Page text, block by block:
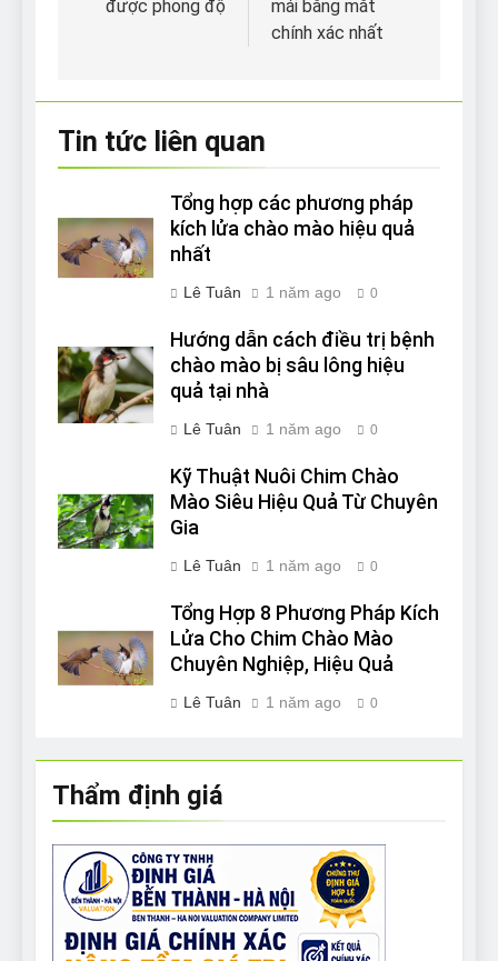
được phong độ
mái bằng mắt
chính xác nhất
Tin tức liên quan
Tổng hợp các phương pháp
kích lửa chào mào hiệu quả
nhất
Lê Tuân 1 năm ago 0
Hướng dẫn cách điều trị bệnh
chào mào bị sâu lông hiệu
quả tại nhà
Lê Tuân 1 năm ago 0
Kỹ Thuật Nuôi Chim Chào
Mào Siêu Hiệu Quả Từ Chuyên
Gia
Lê Tuân 1 năm ago 0
Tổng Hợp 8 Phương Pháp Kích
Lửa Cho Chim Chào Mào
Chuyên Nghiệp, Hiệu Quả
Lê Tuân 1 năm ago 0
Thẩm định giá